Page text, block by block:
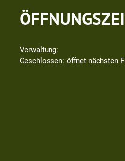
Verwaltung:
Klicken, um weitere Öffnungs-
Geschlossen: öffnet nächsten